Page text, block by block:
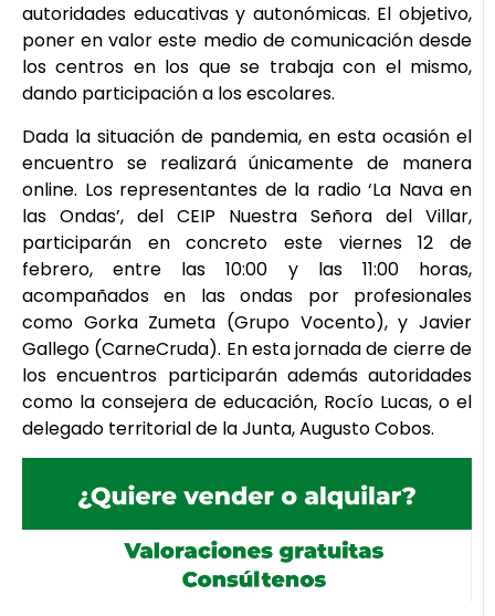
autoridades educativas y autonómicas. El objetivo,
poner en valor este medio de comunicación desde
los centros en los que se trabaja con el mismo,
dando participación a los escolares.
Dada la situación de pandemia, en esta ocasión el
encuentro se realizará únicamente de manera
online. Los representantes de la radio ‘La Nava en
las Ondas’, del CEIP Nuestra Señora del Villar,
participarán en concreto este viernes 12 de
febrero, entre las 10:00 y las 11:00 horas,
acompañados en las ondas por profesionales
como Gorka Zumeta (Grupo Vocento), y Javier
Gallego (CarneCruda). En esta jornada de cierre de
los encuentros participarán además autoridades
como la consejera de educación, Rocío Lucas, o el
delegado territorial de la Junta, Augusto Cobos.